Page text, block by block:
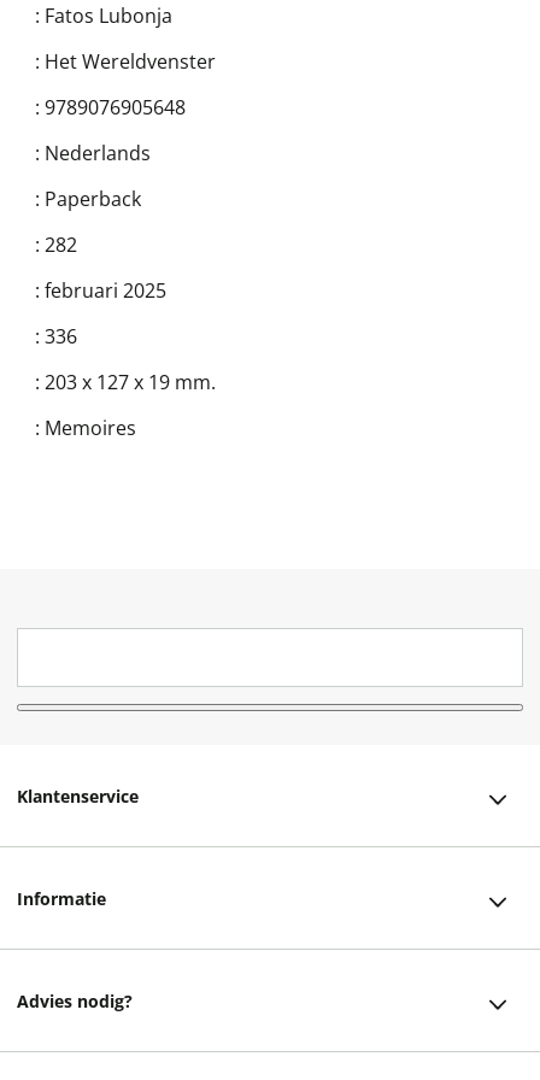
: Fatos Lubonja
: Het Wereldvenster
: 9789076905648
: Nederlands
: Paperback
: 282
: februari 2025
: 336
: 203 x 127 x 19 mm.
: Memoires
Klantenservice
Informatie
Advies nodig?